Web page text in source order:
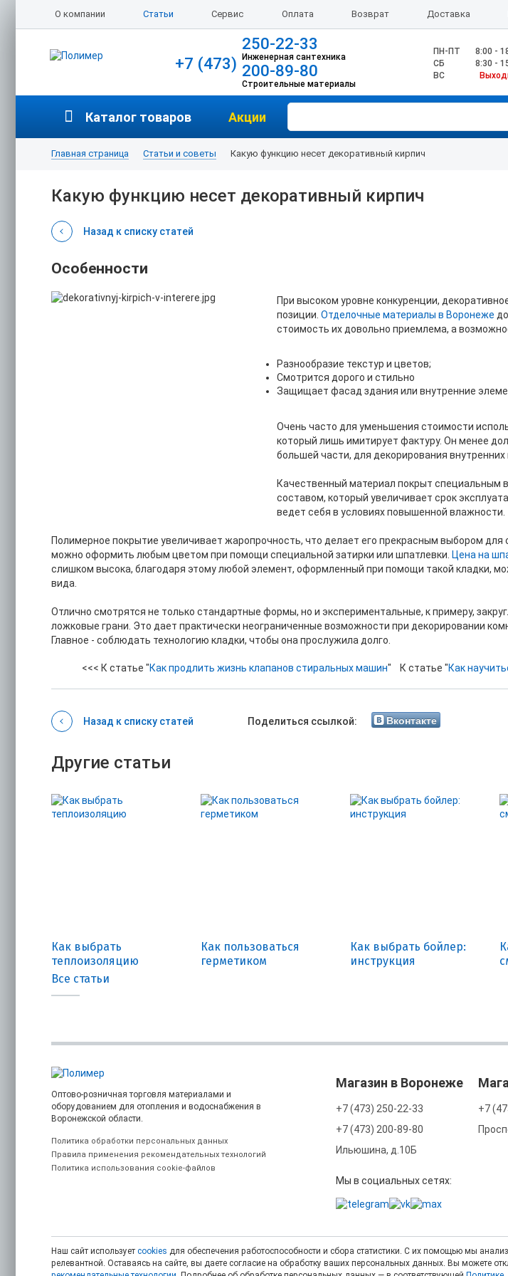
О компании Статьи Сервис Оплата Возврат Доставка
+7 (473)
250-22-33
Инженерная сантехника
200-89-80
Строительные материалы
ПН-ПТ
8:00 -
CБ
8:30 -
ВС
Каталог товаров Акции
Главная страница Статьи и советы Какую функцию несет декоративный кирпич
Какую функцию несет декоративный кирпич
Назад к списку статей
Особенности
При высоком уровне конкуренции,
позиции. Отделочные материалы в Воронеже
стоимость их довольно приемлема, а
Разнообразие текстур и цветов;
Смотрится дорого и стильно
Защищает фасад здания или внутренние
Очень часто для уменьшения стоимости
который лишь имитирует фактуру. Он менее
большей части, для декорирования
Качественный материал покрыт специальным
составом, который увеличивает срок
ведет себя в условиях повышенной влажности.
Полимерное покрытие увеличивает жаропрочность, что делает его прекрасным выбором
можно оформить любым цветом при помощи специальной затирки или шпатлевки. Цена на
слишком высока, благодаря этому любой элемент, оформленный при помощи такой кладки,
вида.
Отлично смотрятся не только стандартные формы, но и экспериментальные, к примеру,
ложковые грани. Это дает практически неограниченные возможности при декорировании
Главное - соблюдать технологию кладки, чтобы она прослужила долго.
<<< К статье "Как продлить жизнь клапанов стиральных машин" К статье "Как
Назад к списку статей Вконтакте
Поделиться ссылкой:
Другие статьи
Как выбрать
теплоизоляцию
Как пользоваться
герметиком
Как выбрать бойлер:
инструкция
Все статьи
Оптово-розничная торговля материалами и
оборудованием для отопления и водоснабжения в
Воронежской области.
Политика обработки персональных данных
Правила применения рекомендательных технологий
Политика использования cookie-файлов
Магазин в Воронеже
+7 (473) 250-22-33
+7 (473) 200-89-80
Ильюшина, д.10Б
Мы в социальных сетях:
+7
Наш сайт использует cookies для обеспечения работоспособности и сбора статистики. С их помощью мы
релевантной. Оставаясь на сайте, вы даете согласие на обработку ваших персональных данных. Вы можете